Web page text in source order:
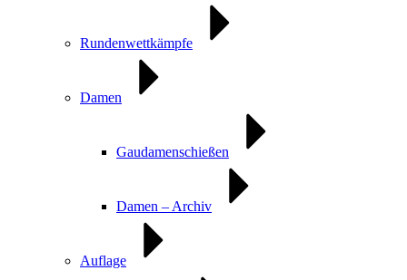
Rundenwettkämpfe
Damen
Gaudamenschießen
Damen – Archiv
Auflage